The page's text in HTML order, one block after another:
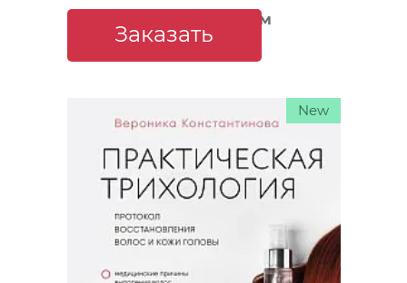
подагре, ревматоидном
артритеЗаказать
New